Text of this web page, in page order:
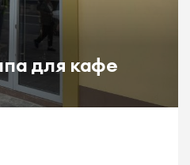
для кафе